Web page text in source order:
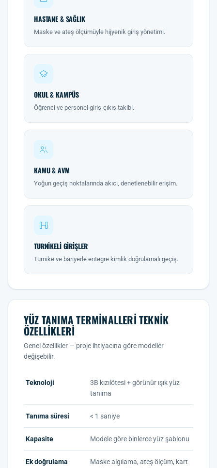
HASTANE & SAĞLIK
Maske ve ateş ölçümüyle hijyenik giriş yönetimi.
OKUL & KAMPÜS
Öğrenci ve personel giriş-çıkış takibi.
KAMU & AVM
Yoğun geçiş noktalarında akıcı, denetlenebilir erişim.
TURNIKELI GIRIŞLER
Turnike ve bariyerle entegre kimlik doğrulamalı geçiş.
YÜZ TANIMA TERMINALLERI TEKNIK
ÖZELLIKLERI
Genel özellikler — proje ihtiyacına göre modeller
değişebilir.
Teknoloji
3B kızılötesi + görünür ışık yüz
tanıma
Tanıma süresi < 1 saniye
Kapasite Modele göre binlerce yüz şablonu
Ek doğrulama
Maske algılama, ateş ölçüm, kart